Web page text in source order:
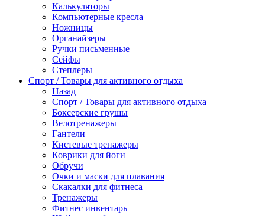
Калькуляторы
Компьютерные кресла
Ножницы
Органайзеры
Ручки письменные
Сейфы
Степлеры
Спорт / Товары для активного отдыха
Назад
Спорт / Товары для активного отдыха
Боксерские грушы
Велотренажеры
Гантели
Кистевые тренажеры
Коврики для йоги
Обручи
Очки и маски для плавания
Скакалки для фитнеса
Тренажеры
Фитнес инвентарь